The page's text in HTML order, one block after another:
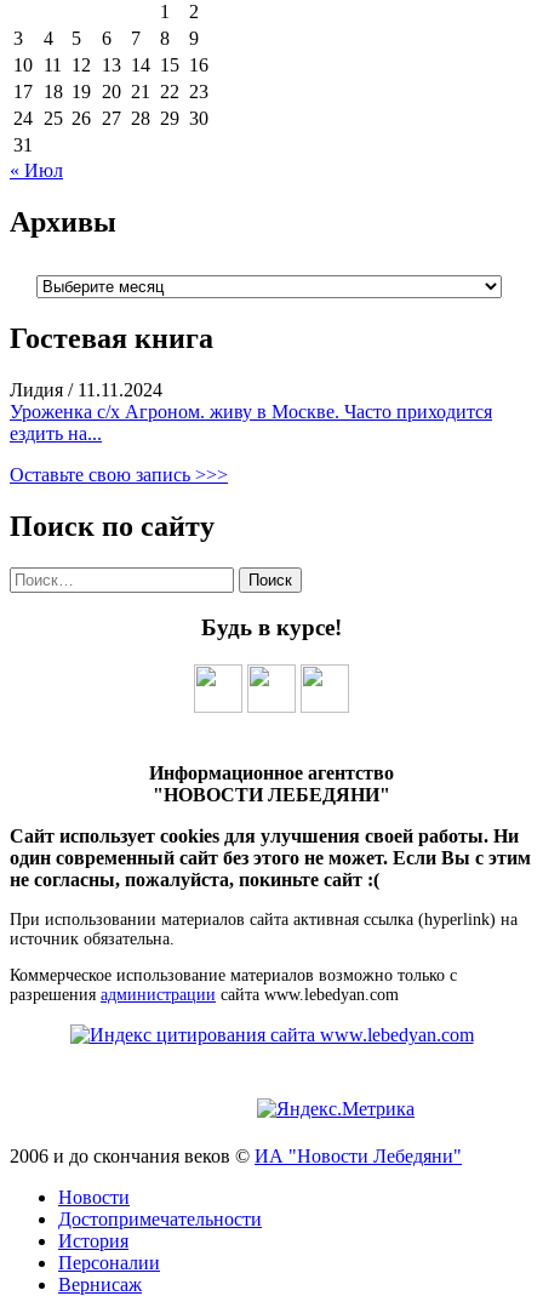
1
2
3
4 5 6 7 8
9
10 11 12 13 14 15 16
17 18 19 20 21 22 23
24 25 26 27 28 29 30
31
« Июл
Архивы
Архивы
Гостевая книга
Лидия / 11.11.2024
Уроженка с/х Агроном. живу в Москве. Часто приходится
ездить на...
Оставьте свою запись >>>
Поиск по сайту
Найти:
Будь в курсе!
Информационное агентство
"НОВОСТИ ЛЕБЕДЯНИ"
Сайт использует cookies для улучшения своей работы. Ни
один современный сайт без этого не может. Если Вы с этим
не согласны, пожалуйста, покиньте сайт :(
При использовании материалов сайта активная ссылка (hyperlink) на
источник обязательна.
Коммерческое использование материалов возможно только с
разрешения администрации сайта www.lebedyan.com
2006 и до скончания веков © ИА "Новости Лебедяни"
Новости
Достопримечательности
История
Персоналии
Вернисаж